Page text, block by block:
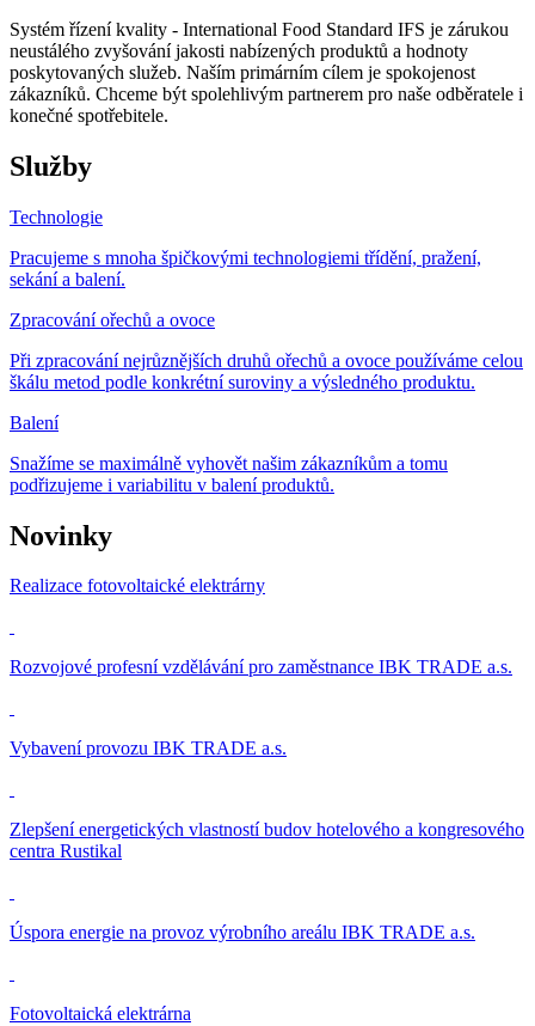
Systém řízení kvality - International Food Standard IFS je zárukou
neustálého zvyšování jakosti nabízených produktů a hodnoty
poskytovaných služeb. Naším primárním cílem je spokojenost
zákazníků. Chceme být spolehlivým partnerem pro naše odběratele i
konečné spotřebitele.
Služby
Technologie
Pracujeme s mnoha špičkovými technologiemi třídění, pražení,
sekání a balení.
Zpracování ořechů a ovoce
Při zpracování nejrůznějších druhů ořechů a ovoce používáme celou
škálu metod podle konkrétní suroviny a výsledného produktu.
Balení
Snažíme se maximálně vyhovět našim zákazníkům a tomu
podřizujeme i variabilitu v balení produktů.
Novinky
Realizace fotovoltaické elektrárny
Rozvojové profesní vzdělávání pro zaměstnance IBK TRADE a.s.
Vybavení provozu IBK TRADE a.s.
Zlepšení energetických vlastností budov hotelového a kongresového
centra Rustikal
Úspora energie na provoz výrobního areálu IBK TRADE a.s.
Fotovoltaická elektrárna